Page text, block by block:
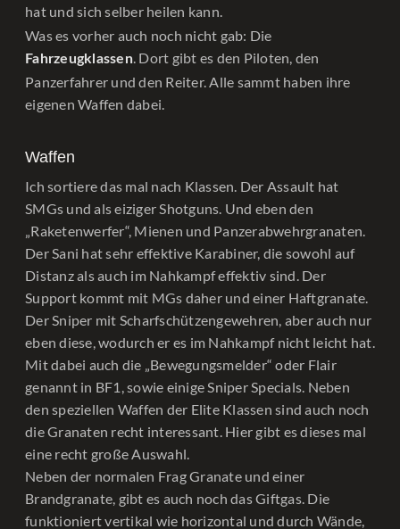
hat und sich selber heilen kann.
Was es vorher auch noch nicht gab: Die
Fahrzeugklassen. Dort gibt es den Piloten, den
Panzerfahrer und den Reiter. Alle sammt haben ihre
eigenen Waffen dabei.
Waffen
Ich sortiere das mal nach Klassen. Der Assault hat
SMGs und als eiziger Shotguns. Und eben den
„Raketenwerfer“, Mienen und Panzerabwehrgranaten.
Der Sani hat sehr effektive Karabiner, die sowohl auf
Distanz als auch im Nahkampf effektiv sind. Der
Support kommt mit MGs daher und einer Haftgranate.
Der Sniper mit Scharfschützengewehren, aber auch nur
eben diese, wodurch er es im Nahkampf nicht leicht hat.
Mit dabei auch die „Bewegungsmelder“ oder Flair
genannt in BF1, sowie einige Sniper Specials. Neben
den speziellen Waffen der Elite Klassen sind auch noch
die Granaten recht interessant. Hier gibt es dieses mal
eine recht große Auswahl.
Neben der normalen Frag Granate und einer
Brandgranate, gibt es auch noch das Giftgas. Die
funktioniert vertikal wie horizontal und durch Wände,